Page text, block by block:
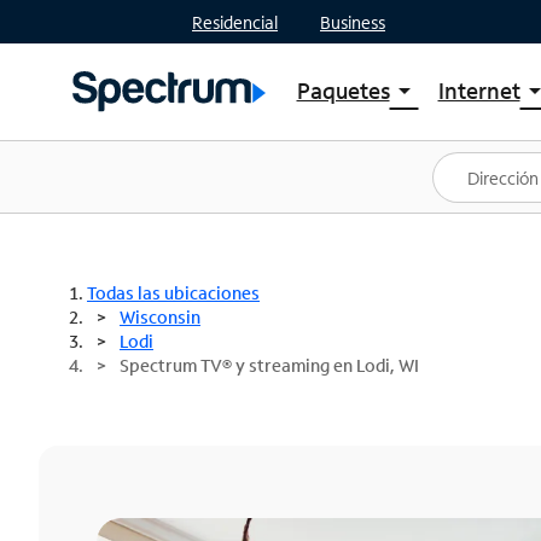
Residencial Business
Paquetesarrow_drop_down
Ver paquetes
Spectrum One
Mejores ofertas
Internetarrow_drop_down
Planes
Todas las ubicaciones
Wisconsin
Lodi
Spectrum TV® y streaming en Lodi, WI